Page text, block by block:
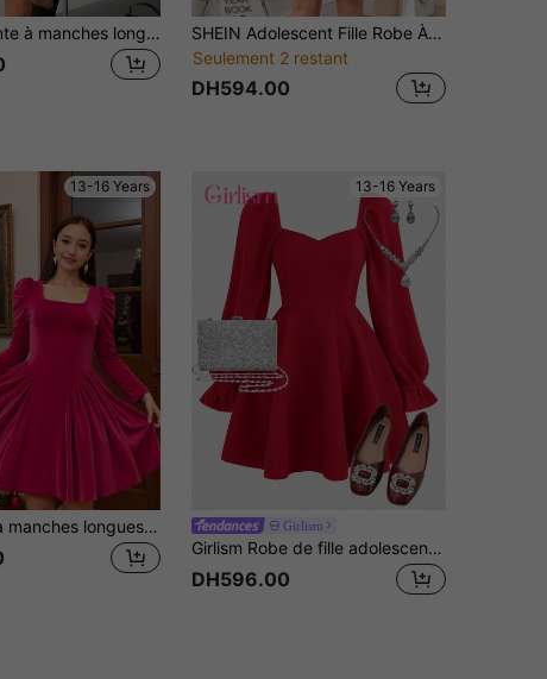
Robe élégante à manches longues et col carré pour adolescentes, noire
SHEIN Adolescent Fille Robe À Encolure De Cœur À Ruchés Manches Bouffantes
Seulement 2 restant
DH594.00
13-16 Years
Cette robe à manches longues est classique et confortable pour les adolescentes, avec des manches bouffantes, un décolleté carré et une robe mi-longue. Convient pour le port quotidien ou comme robe de soirée pour un Noël.
13-16 Years
Girlism
Girlism Robe de fille adolescente à taille marquée, col en cœur et coupe évasée, couleur unie
DH596.00